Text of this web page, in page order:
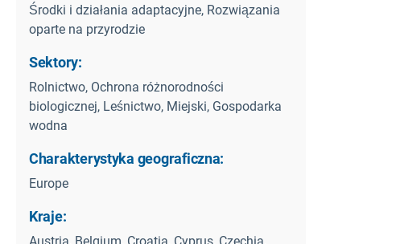
Środki i działania adaptacyjne, Rozwiązania
oparte na przyrodzie
Sektory:
Rolnictwo, Ochrona różnorodności
biologicznej, Leśnictwo, Miejski, Gospodarka
wodna
Charakterystyka geograficzna:
Europe
Kraje: